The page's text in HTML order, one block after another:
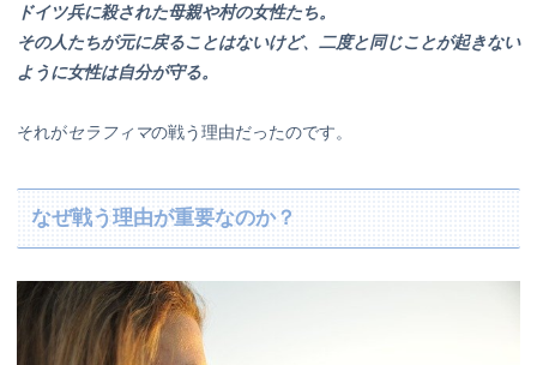
ドイツ兵に殺された母親や村の女性たち。
その人たちが元に戻ることはないけど、二度と同じことが起きない
ように女性は自分が守る。
それがセラフィマの戦う理由だったのです。
なぜ戦う理由が重要なのか？